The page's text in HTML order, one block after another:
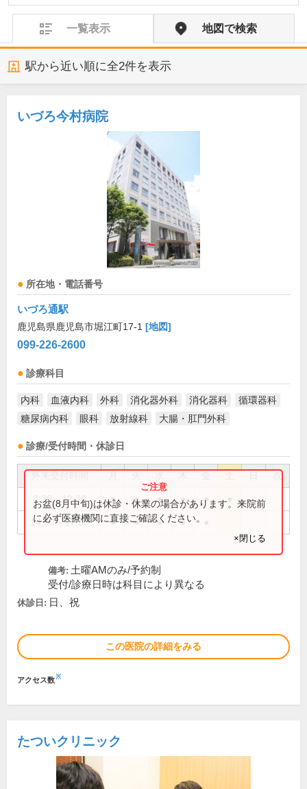
一覧表示 地図で検索
駅から近い順に全2件を表示
いづろ今村病院
所在地・電話番号
いづろ通駅
鹿児島県鹿児島市堀江町17-1 [地図]
099-226-2600
診療科目
内科 血液内科 外科 消化器外科 消化器科
循環器科
糖尿病内科
眼科 放射線科 大腸・肛門外科
診療/受付時間・休診日
祝
8:30～12:30 ● ● ● ● ●
14:00～17:30 ● ● ● ●
お盆(8月中旬)は休診・休業の場合があります。来院前
に必ず医療機関に直接ご確認ください。
×閉じる
備考: 土曜AMのみ/予約制
受付/診療日時は科目により異なる
休診日: 日、祝
この医院の詳細をみる
アクセス数※
たついクリニック